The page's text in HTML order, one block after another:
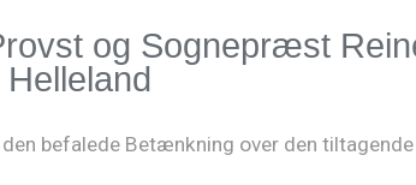
og Sognepræst
befalede Betænkning over den